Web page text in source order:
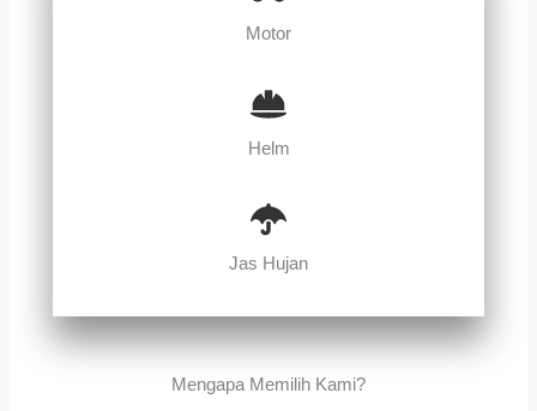
Motor
Helm
Jas Hujan
Mengapa Memilih Kami?